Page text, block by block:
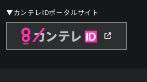
▼カンテレIDポータルサイト